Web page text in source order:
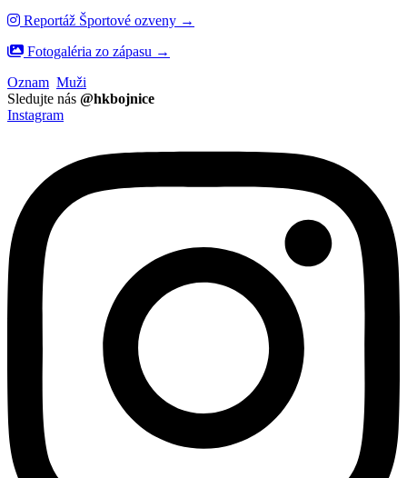
Reportáž Športové ozveny →
Fotogaléria zo zápasu →
Oznam Muži
Sledujte nás @hkbojnice
Instagram